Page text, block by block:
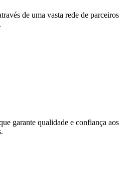
de uma vasta rede de parceiros
garante qualidade e confiança aos